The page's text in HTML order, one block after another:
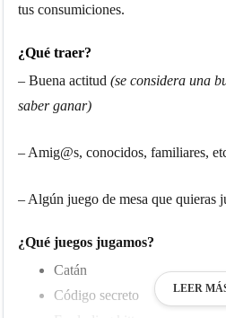
tus consumiciones.
¿Qué traer?
– Buena actitud (se considera una
saber ganar)
– Amig@s, conocidos, familiares,
– Algún juego de mesa que quieras
¿Qué juegos jugamos?
Catán
Código secreto
LEER